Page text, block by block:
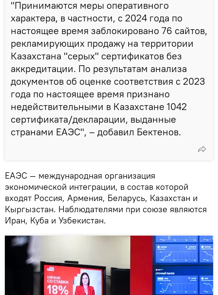
"Принимаются меры оперативного
характера, в частности, с 2024 года по
настоящее время заблокировано 76 сайтов,
рекламирующих продажу на территории
Казахстана "серых" сертификатов без
аккредитации. По результатам анализа
документов об оценке соответствия с 2023
года по настоящее время признано
недействительными в Казахстане 1042
сертификата/декларации, выданные
странами ЕАЭС", – добавил Бектенов.
ЕАЭС — международная организация
экономической интеграции, в состав которой
входят Россия, Армения, Беларусь, Казахстан и
Кыргызстан. Наблюдателями при союзе являются
Иран, Куба и Узбекистан.